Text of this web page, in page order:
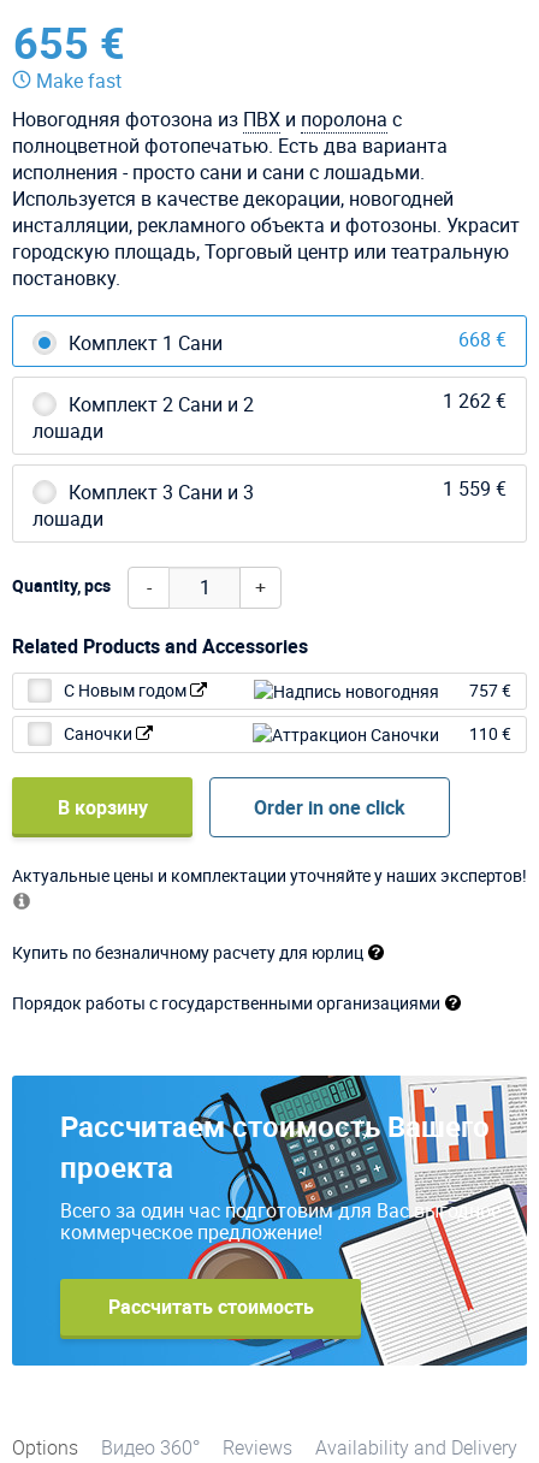
655 €
Make fast
Новогодняя фотозона из ПВХ и поролона с
полноцветной фотопечатью. Есть два варианта
исполнения - просто сани и сани с лошадьми.
Используется в качестве декорации, новогодней
инсталляции, рекламного объекта и фотозоны. Украсит
городскую площадь, Торговый центр или театральную
постановку.
Комплект 1 Сани 668 €
Комплект 2 Сани и 2
лошади
1 262 €
Комплект 3 Сани и 3
лошади
1 559 €
Quantity, pcs - +
Related Products and Accessories
С Новым годом
757 €
Саночки
110 €
В корзину Order in one click
Актуальные цены и комплектации уточняйте у наших экспертов!
Купить по безналичному расчету для юрлиц
Порядок работы с государственными организациями
Рассчитаем стоимость Вашего
проекта
Всего за один час подготовим для Вас выгодное
коммерческое предложение!
Рассчитать стоимость
Options Видео 360° Reviews Availability and Delivery